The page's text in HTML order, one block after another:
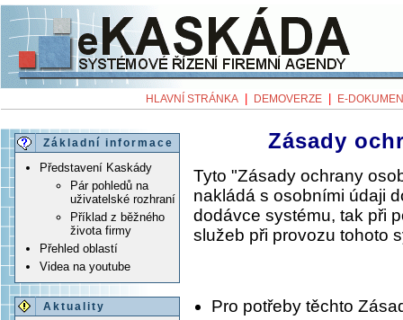
HLAVNÍ STRÁNKA DEMOVERZE E-
Základní informace
Představení Kaskády
Pár pohledů na
uživatelské rozhraní
Příklad z běžného
života firmy
Přehled oblastí
Videa na youtube
Aktuality
Zásady
Tyto "Zásady ochrany
nakládá s osobními údaji
dodávce systému, tak při
služeb při provozu tohoto
Pro potřeby těchto